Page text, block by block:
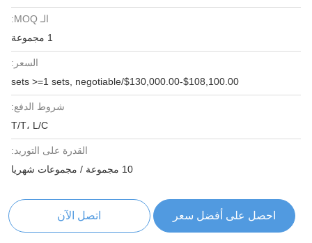
الـ MOQ:
1 مجموعة
السعر:
$108,100.00-$130,000.00/sets >=1 sets, negotiable
شروط الدفع:
T/T، L/C
القدرة على التوريد:
10 مجموعة / مجموعات شهريا
احصل على أفضل سعر اتصل الآن